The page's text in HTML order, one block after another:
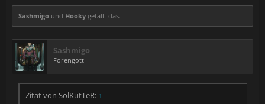
Sashmigo und Hooky gefällt das.
Sashmigo
Forengott
Zitat von SolKutTeR: ↑